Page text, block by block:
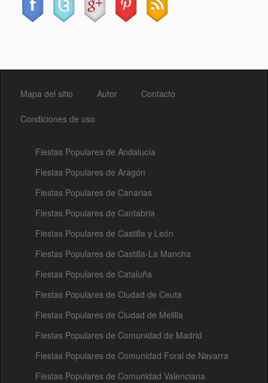
Mapa del sitio Autor Contacto
Condiciones de uso
Fiestas Populares de Andalucía
Fiestas Populares de Aragón
Fiestas Populares de Canarias
Fiestas Populares de Cantabria
Fiestas Populares de Castilla y León
Fiestas Populares de Castilla-La Mancha
Fiestas Populares de Cataluña
Fiestas Populares de Ciudad de Ceuta
Fiestas Populares de Ciudad de Melilla
Fiestas Populares de Comunidad de Madrid
Fiestas Populares de Comunidad Foral de Navarra
Fiestas Populares de Comunidad Valenciana